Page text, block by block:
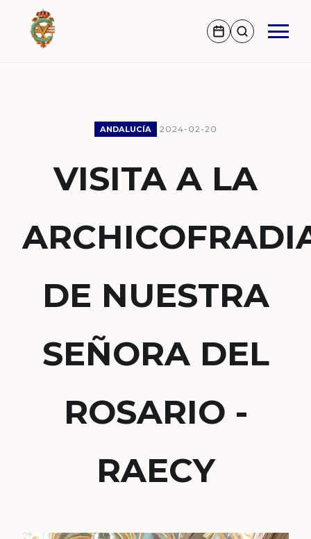
ANDALUCÍA 2024-02-20
VISITA A LA
DE NUESTRA
SEÑORA DEL
ROSARIO -
RAECY